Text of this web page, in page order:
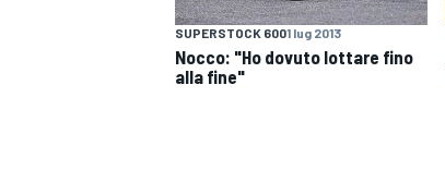
SUPERSTOCK 6001 lug 2013
Nocco: "Ho dovuto lottare fino
alla fine"